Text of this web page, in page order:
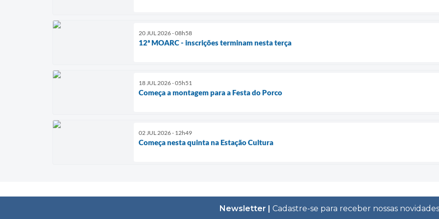
20 JUL 2026 - 08h58
12ª MOARC - inscrições terminam nesta terça
18 JUL 2026 - 05h51
Começa a montagem para a Festa do Porco
02 JUL 2026 - 12h49
Começa nesta quinta na Estação Cultura
Newsletter | Cadastre-se para receber nossas novidades